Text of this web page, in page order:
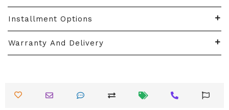
Installment Options
Warranty And Delivery